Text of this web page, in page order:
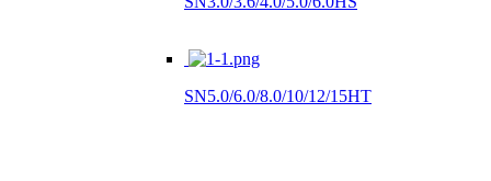
SN5.0/6.0/8.0/10/12/15HT